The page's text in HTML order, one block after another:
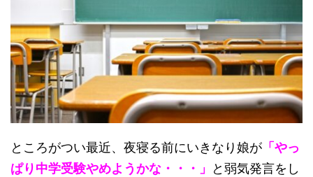
ところがつい最近、夜寝る前にいきなり娘が 「やっ
ぱり中学受験やめようかな・・・」
と弱気発言をし